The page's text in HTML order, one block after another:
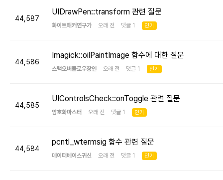
44,587
UIDrawPen::transform 관련 질문
화이트해커연구가 오래 전 댓글 1 인기
44,586
Imagick::oilPaintImage 함수에 대한 질문
스택오버플로우장인 오래 전 댓글 1 인기
44,585
UIControlsCheck::onToggle 관련 질문
암호화마스터 오래 전 댓글 1 인기
44,584
pcntl_wtermsig 함수 관련 질문
데이터베이스귀신 오래 전 댓글 1 인기